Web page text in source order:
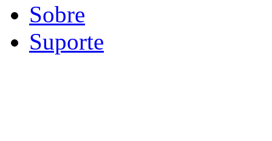
Sobre
Suporte